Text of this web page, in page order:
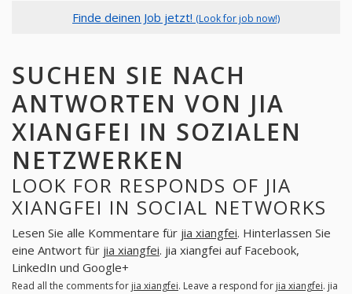
Finde deinen Job jetzt! (Look for job now!)
SUCHEN SIE NACH
ANTWORTEN VON JIA
XIANGFEI IN SOZIALEN
NETZWERKEN
LOOK FOR RESPONDS OF JIA
XIANGFEI IN SOCIAL NETWORKS
Lesen Sie alle Kommentare für jia xiangfei. Hinterlassen Sie
eine Antwort für jia xiangfei. jia xiangfei auf Facebook,
LinkedIn und Google+
Read all the comments for jia xiangfei. Leave a respond for jia xiangfei. jia